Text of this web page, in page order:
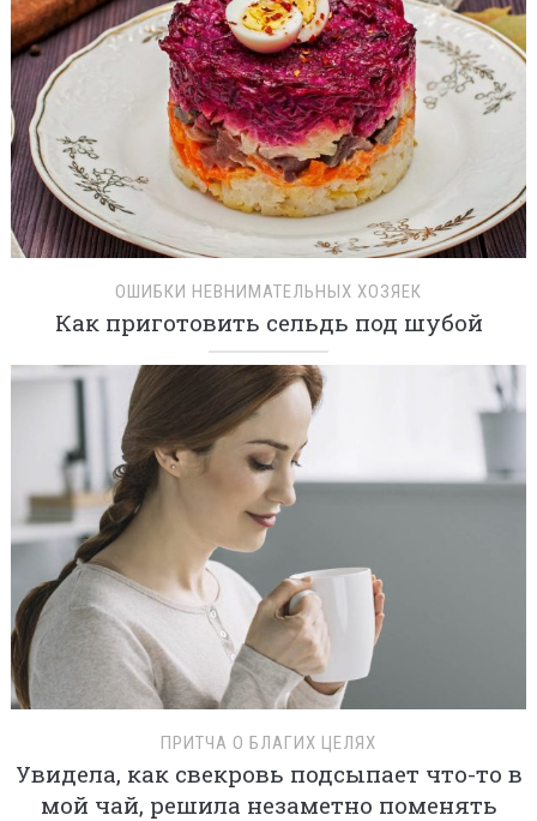
ОШИБКИ НЕВНИМАТЕЛЬНЫХ ХОЗЯЕК
Как приготовить сельдь под шубой
ПРИТЧА О БЛАГИХ ЦЕЛЯХ
Увидела, как свекровь подсыпает что-то в
мой чай, решила незаметно поменять